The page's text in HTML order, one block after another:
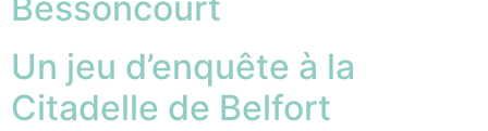
Un jeu d’enquête à la
Citadelle de Belfort